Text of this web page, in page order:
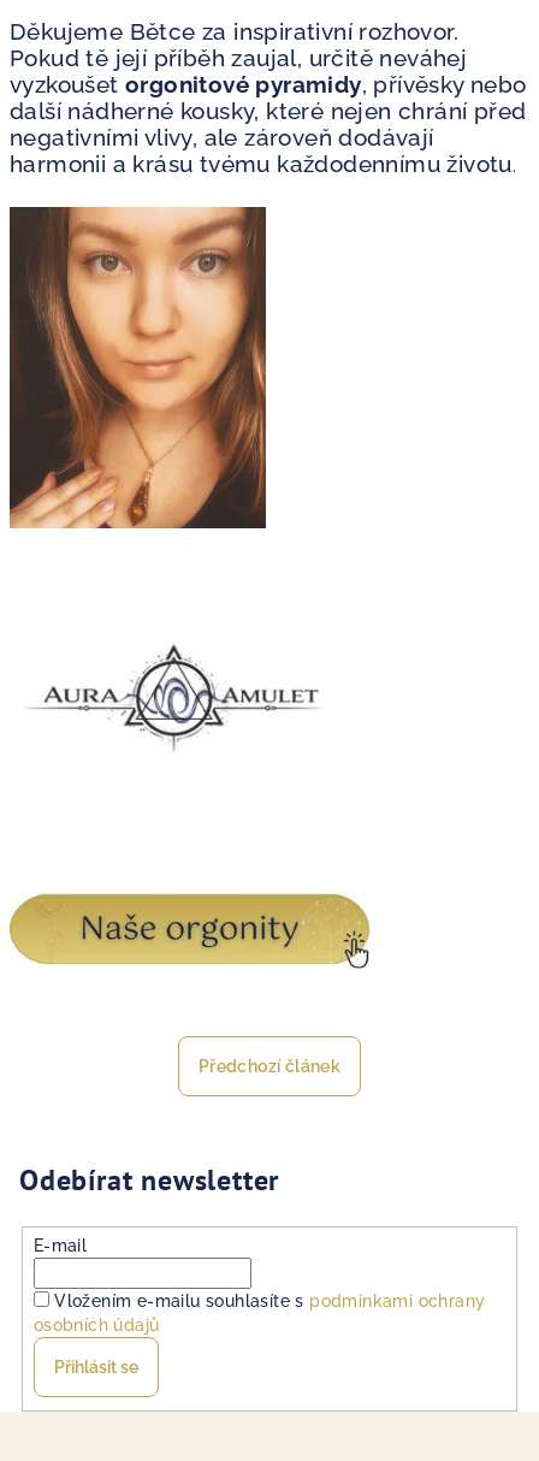
Děkujeme Bětce za inspirativní rozhovor.
Pokud tě její příběh zaujal, určitě neváhej
vyzkoušetorgonitové pyramidy, přívěsky nebo
další nádherné kousky, které nejen chrání před
negativními vlivy, ale zároveň dodávají
harmonii a krásu tvému každodennímu životu.
Předchozí článek
Odebírat newsletter
E-mail
Vložením e-mailu souhlasíte s podmínkami ochrany
osobních údajů
Přihlásit se